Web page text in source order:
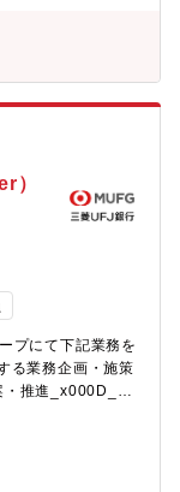
おいてもAI・デー
なっています。
策を進めながら、
います。【本ポ
活用によって次
ションです。
カスタマーサポー
では、チャットボ
とした新しい顧
がら、・顧客体
・オペレーション
構築をリードし
客体験の向上と業
下の通りです。■
業務の分析およ
計・顧客対応プ
の改善・ベンダ
）
プにて下記業務を
る業務企画・施策
・推進_x000D_・
、SNS、顧客ア
した声を商品、
析・分析結果に